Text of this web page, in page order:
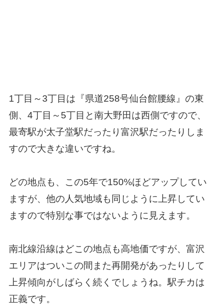
1丁目～3丁目は 『県道258号仙台館腰線』の東
側、4丁目～5丁目と南大野田は西側ですので、
最寄駅が太子堂駅だったり富沢駅だったりしま
すので大きな違いですね。
どの地点も、この5年で150%ほどアップしてい
ますが、他の人気地域も同じように上昇してい
ますので特別な事ではないように見えます。
南北線沿線はどこの地点も高地価ですが、富沢
エリアはついこの間また再開発があったりして
上昇傾向がしばらく続くでしょうね。駅チカは
正義です。